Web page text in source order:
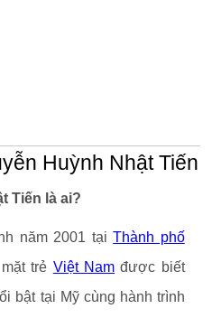
Huỳnh Nhật Tiến
Tiến là ai?
năm 2001 tạiThành phố
trẻ Việt Nam được biết
bật tại Mỹ cùng hành trình